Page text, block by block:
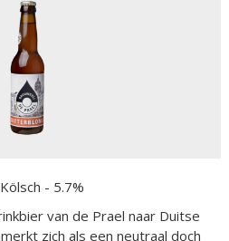
Kölsch - 5.7%
van de Prael naar Duitse
zich als een neutraal doch